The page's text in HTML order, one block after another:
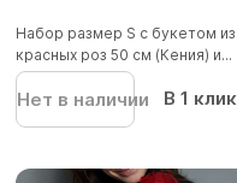
Набор размер S с букетом из
красных роз 50 см (Кения) и...
Нет в наличии В 1 клик